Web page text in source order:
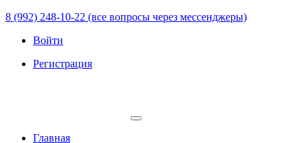
8 (992) 248-10-22 (все вопросы через мессенджеры)
Войти
Регистрация
Главная